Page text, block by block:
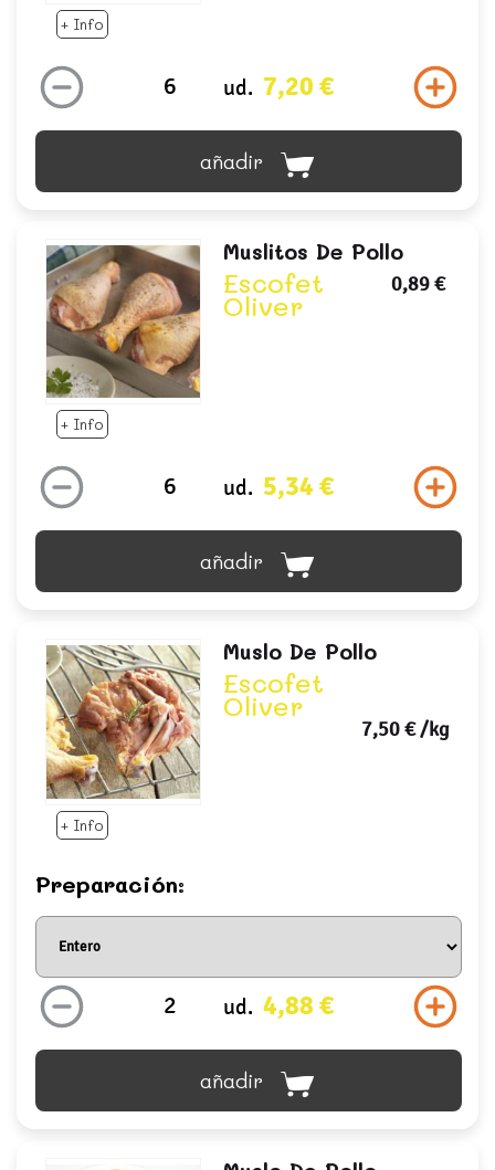
+ Info
ud. 7,20 €
añadir
+ Info
Muslitos De Pollo
Escofet
Oliver
0,89 €
ud. 5,34 €
añadir
+ Info
Muslo De Pollo
Escofet
Oliver
7,50 €/kg
Preparación:
ud. 4,88 €
añadir